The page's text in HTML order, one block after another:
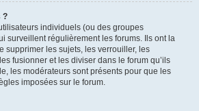
?
individuels (ou des groupes
surveillent régulièrement les forums. Ils ont la
supprimer les sujets, les verrouiller, les
fusionner et les diviser dans le forum qu’ils
les modérateurs sont présents pour que les
imposées sur le forum.